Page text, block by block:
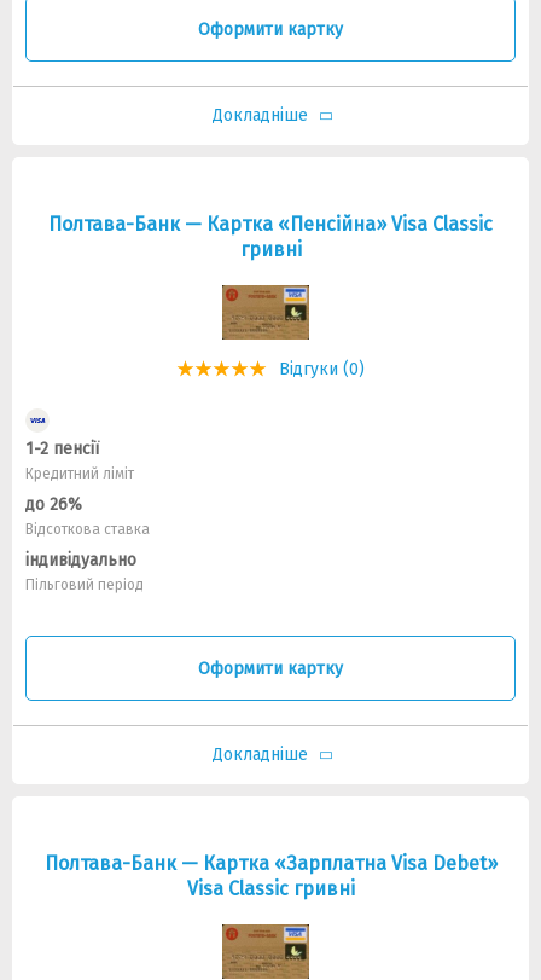
Оформити картку
Докладніше
Полтава-Банк — Картка «Пенсійна» Visa Classic
гривнi
Відгуки (0)
1-2 пенсії
Кредитний ліміт
до 26%
Відсоткова ставка
індивідуально
Пільговий період
Оформити картку
Докладніше
Полтава-Банк — Картка «Зарплатна Visa Debet»
Visa Classic гривнi